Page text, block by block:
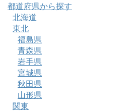
都道府県から探す
北海道
東北
福島県
青森県
岩手県
宮城県
秋田県
山形県
関東